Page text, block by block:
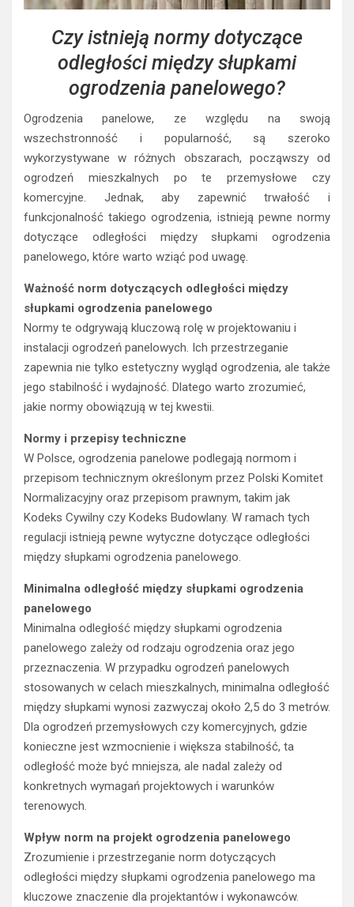
Czy istnieją normy dotyczące
odległości między słupkami
ogrodzenia panelowego?
Ogrodzenia panelowe, ze względu na swoją
wszechstronność i popularność, są szeroko
wykorzystywane w różnych obszarach, począwszy od
ogrodzeń mieszkalnych po te przemysłowe czy
komercyjne. Jednak, aby zapewnić trwałość i
funkcjonalność takiego ogrodzenia, istnieją pewne normy
dotyczące odległości między słupkami ogrodzenia
panelowego, które warto wziąć pod uwagę.
Ważność norm dotyczących odległości między
słupkami ogrodzenia panelowego
Normy te odgrywają kluczową rolę w projektowaniu i
instalacji ogrodzeń panelowych. Ich przestrzeganie
zapewnia nie tylko estetyczny wygląd ogrodzenia, ale także
jego stabilność i wydajność. Dlatego warto zrozumieć,
jakie normy obowiązują w tej kwestii.
Normy i przepisy techniczne
W Polsce, ogrodzenia panelowe podlegają normom i
przepisom technicznym określonym przez Polski Komitet
Normalizacyjny oraz przepisom prawnym, takim jak
Kodeks Cywilny czy Kodeks Budowlany. W ramach tych
regulacji istnieją pewne wytyczne dotyczące odległości
między słupkami ogrodzenia panelowego.
Minimalna odległość między słupkami ogrodzenia
panelowego
Minimalna odległość między słupkami ogrodzenia
panelowego zależy od rodzaju ogrodzenia oraz jego
przeznaczenia. W przypadku ogrodzeń panelowych
stosowanych w celach mieszkalnych, minimalna odległość
między słupkami wynosi zazwyczaj około 2,5 do 3 metrów.
Dla ogrodzeń przemysłowych czy komercyjnych, gdzie
konieczne jest wzmocnienie i większa stabilność, ta
odległość może być mniejsza, ale nadal zależy od
konkretnych wymagań projektowych i warunków
terenowych.
Wpływ norm na projekt ogrodzenia panelowego
Zrozumienie i przestrzeganie norm dotyczących
odległości między słupkami ogrodzenia panelowego ma
kluczowe znaczenie dla projektantów i wykonawców.